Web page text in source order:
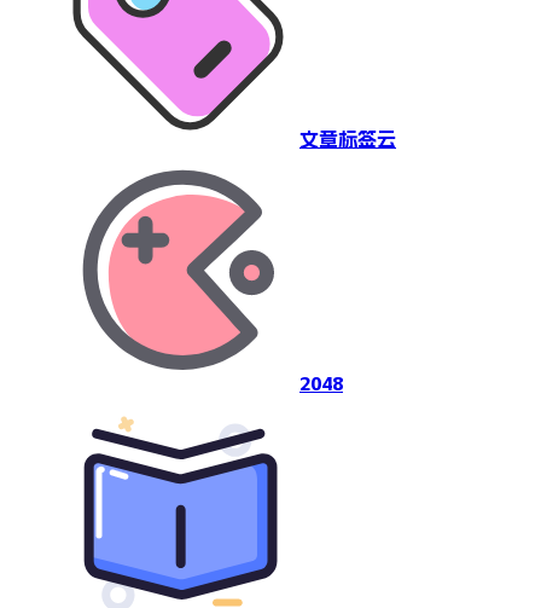
文章标签云
2048